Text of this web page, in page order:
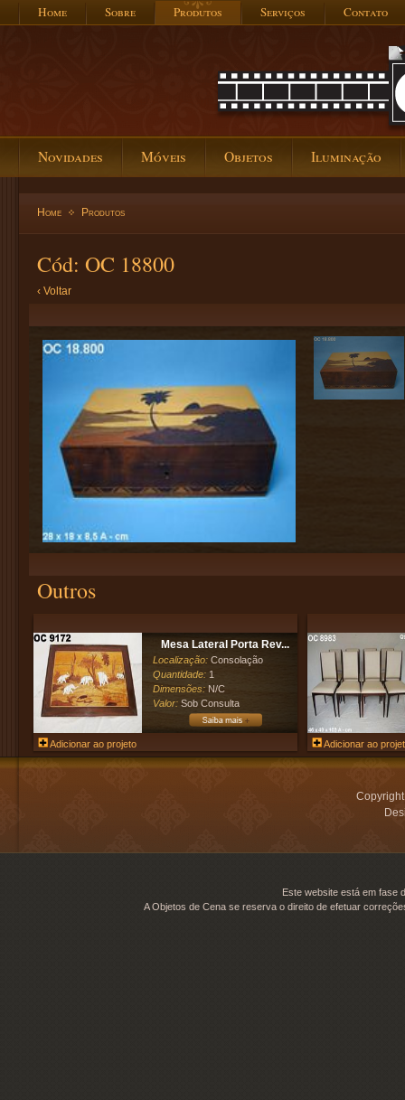
Home Sobre Produtos Serviços Contato
Novidades Móveis Objetos Iluminação
Home Produtos
Cód: OC 18800
‹ Voltar
Outros
Mesa Lateral Porta Rev...
Localização: Consolação
Quantidade: 1
Dimensões: N/C
Valor: Sob Consulta
Adicionar ao projeto Adicionar ao
Este website está em fase
A Objetos de Cena se reserva o direito de efetuar